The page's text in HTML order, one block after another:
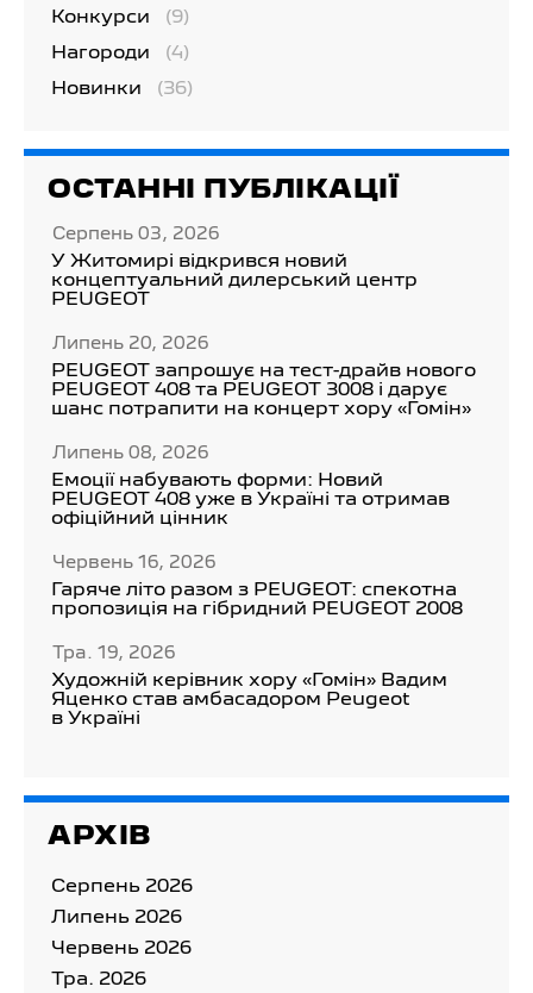
Конкурси (9)
Нагороди (4)
Новинки (36)
ОСТАННІ ПУБЛІКАЦІЇ
Серпень 03, 2026
У Житомирі відкрився новий
концептуальний дилерський центр
PEUGEOT
Липень 20, 2026
PEUGEOT запрошує на тест-драйв нового
PEUGEOT 408 та PEUGEOT 3008 і дарує
шанс потрапити на концерт хору «Гомін»
Липень 08, 2026
Емоції набувають форми: Новий
PEUGEOT 408 уже в Україні та отримав
офіційний цінник
Червень 16, 2026
Гаряче літо разом з PEUGEOT: спекотна
пропозиція на гібридний PEUGEOT 2008
Тра. 19, 2026
Художній керівник хору «Гомін» Вадим
Яценко став амбасадором Peugeot
в Україні
АРХІВ
Серпень 2026
Липень 2026
Червень 2026
Тра. 2026